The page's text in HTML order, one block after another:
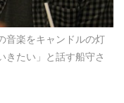
音楽をキャンドルの灯
きたい」と話す船守さ